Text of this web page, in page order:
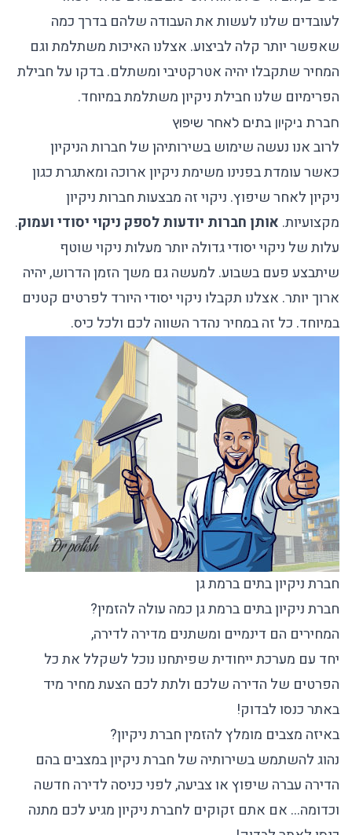
לעובדים שלנו לעשות את העבודה שלהם בדרך כמה
שאפשר יותר קלה לביצוע. אצלנו האיכות משתלמת וגם
המחיר שתקבלו יהיה אטרקטיבי ומשתלם. בדקו על חבילת
הפרימיום שלנו חבילת ניקיון משתלמת במיוחד.
חברת ניקיון בתים לאחר שיפוץ
לרוב אנו נעשה שימוש בשירותיהן של חברות הניקיון
כאשר עומדת בפנינו משימת ניקיון ארוכה ומאתגרת כגון
ניקיון לאחר שיפוץ. ניקוי זה מבצעות חברות ניקיון
מקצועיות. אותן חברות יודעות לספק ניקוי יסודי ועמוק.
עלות של ניקוי יסודי גדולה יותר מעלות ניקוי שוטף
שיתבצע פעם בשבוע. למעשה גם משך הזמן הדרוש, יהיה
ארוך יותר. אצלנו תקבלו ניקוי יסודי היורד לפרטים קטנים
במיוחד. כל זה במחיר נהדר השווה לכם ולכל כיס.
חברת ניקיון בתים ברמת גן
חברת ניקיון בתים ברמת גן כמה עולה להזמין?
המחירים הם דינמיים ומשתנים מדירה לדירה,
יחד עם מערכת ייחודית שפיתחנו נוכל לשקלל את כל
הפרטים של הדירה שלכם ולתת לכם הצעת מחיר מיד
באתר כנסו לבדוק!
באיזה מצבים מומלץ להזמין חברת ניקיון?
נהוג להשתמש בשירותיה של חברת ניקיון במצבים בהם
הדירה עברה שיפוץ או צביעה, לפני כניסה לדירה חדשה
וכדומה… אם אתם זקוקים לחברת ניקיון מגיע לכם מתנה